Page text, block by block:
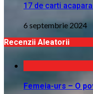
17 de carti
6 septembrie 2024
Recenzii Aleatorii
Femeia-urs – O